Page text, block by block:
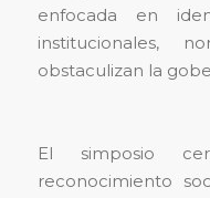
enfocada en
institucionales,
obstaculizan la
El simposio
reconocimiento